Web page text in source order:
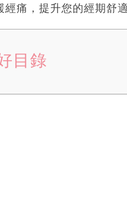
痛，提升您的經期舒適
目錄